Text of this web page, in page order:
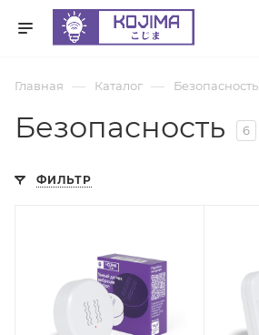
Главная — Каталог — Безопасность
Безопасность 6
ФИЛЬТР